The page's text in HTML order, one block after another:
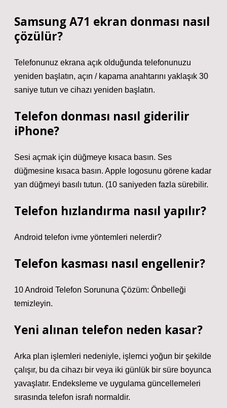
Samsung A71 ekran donması nasıl
çözülür?
Telefonunuz ekrana açık olduğunda telefonunuzu
yeniden başlatın, açın / kapama anahtarını yaklaşık 30
saniye tutun ve cihazı yeniden başlatın.
Telefon donması nasıl giderilir
iPhone?
Sesi açmak için düğmeye kısaca basın. Ses
düğmesine kısaca basın. Apple logosunu görene kadar
yan düğmeyi basılı tutun. (10 saniyeden fazla sürebilir.
Telefon hızlandırma nasıl yapılır?
Android telefon ivme yöntemleri nelerdir?
Telefon kasması nasıl engellenir?
10 Android Telefon Sorununa Çözüm: Önbelleği
temizleyin.
Yeni alınan telefon neden kasar?
Arka plan işlemleri nedeniyle, işlemci yoğun bir şekilde
çalışır, bu da cihazı bir veya iki günlük bir süre boyunca
yavaşlatır. Endeksleme ve uygulama güncellemeleri
sırasında telefon israfı normaldir.